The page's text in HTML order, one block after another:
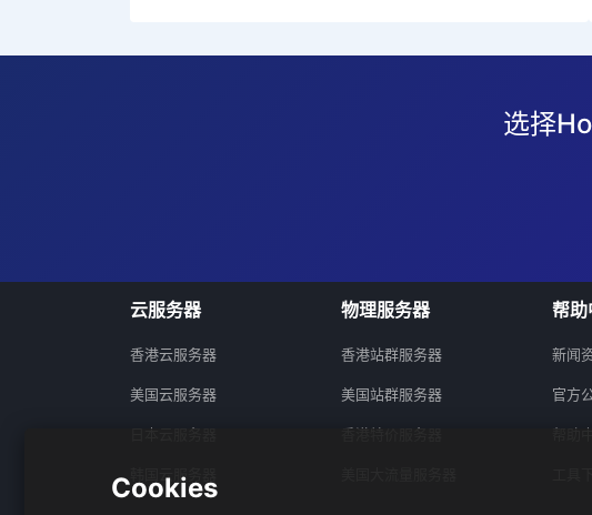
选择
云服务器
香港云服务器
美国云服务器
日本云服务器
韩国云服务器
物理服务器
香港站群服务器
美国站群服务器
香港特价服务器
帮助
新闻
官方
帮助
Cookies